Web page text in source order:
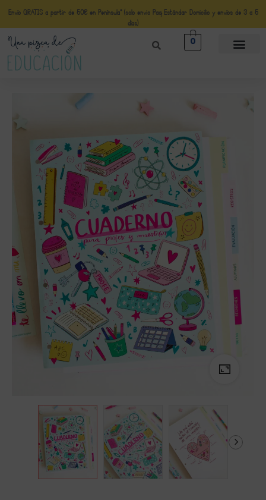
Envío GRATIS a partir de 50€ en Península* (solo envio Paq Estándar Domicilio y envíos de 3 a 5
días)
0